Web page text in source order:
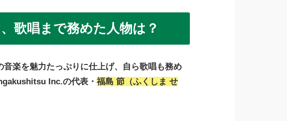
歌唱まで務めた人物は？
楽を魅力たっぷりに仕上げ、自ら歌唱も務め
Inc.の代表・ 福島 節（ふくしま せ